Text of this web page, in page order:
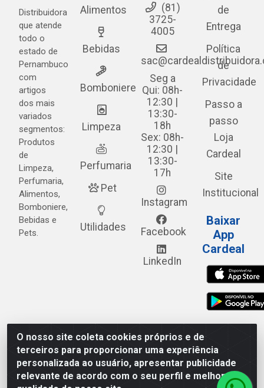
O nosso site coleta cookies próprios e de
terceiros para proporcionar uma experiência
personalizada ao usuário, apresentar publicidade
relevante de acordo com o seu perfil e melhorar a
Distribuidora
que atende
todo o
estado de
Pernambuco
com
artigos
dos mais
variados
segmentos:
Produtos
de
Limpeza,
Perfumaria,
Alimentos,
Bomboniere,
Bebidas e
Pets.
Alimentos
Bebidas
Bomboniere
Limpeza
Perfumaria
Pet
Utilidades
(81)
3725-
4005
Seg a
Qui: 08h-
12:30 |
13:30-
18h
Sex: 08h-
12:30 |
13:30-
17h
Instagram
Facebook
LinkedIn
de
Entrega
Política
de
Privacidade
Passo a
passo
Loja
Cardeal
Site
Institucional
Baixar
App
Cardeal
Cardeal Distribuidora - Estrada Alto do Moura, 582 - Alto
do Moura - Caruaru/PE - CEP 55.040-120 - CNPJ
05.253.499/0001-62